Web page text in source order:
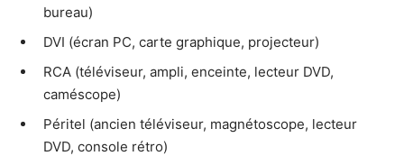
bureau)
DVI (écran PC, carte graphique, projecteur)
RCA (téléviseur, ampli, enceinte, lecteur DVD,
caméscope)
Péritel (ancien téléviseur, magnétoscope, lecteur
DVD, console rétro)